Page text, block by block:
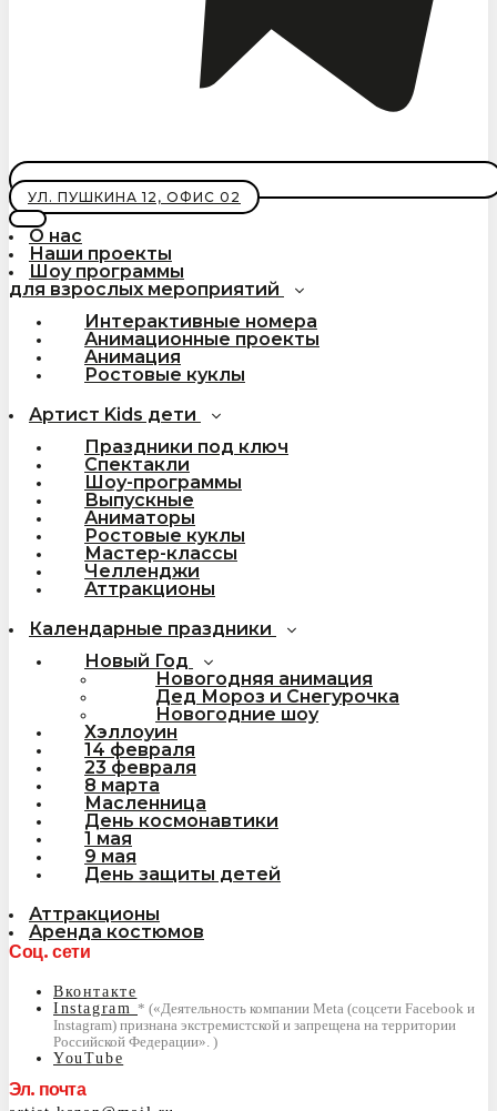
УЛ. ПУШКИНА 12, ОФИС 02
О нас
Наши проекты
Шоу программы
для взрослых мероприятий
Интерактивные номера
Анимационные проекты
Анимация
Ростовые куклы
Артист Kids дети
Праздники под ключ
Спектакли
Шоу-программы
Выпускные
Аниматоры
Ростовые куклы
Мастер-классы
Челленджи
Аттракционы
Календарные праздники
Новый Год
Новогодняя анимация
Дед Мороз и Снегурочка
Новогодние шоу
Хэллоуин
14 февраля
23 февраля
8 марта
Масленница
День космонавтики
1 мая
9 мая
День защиты детей
Аттракционы
Аренда костюмов
Соц. сети
Вконтакте
Instagram
YouTube
Эл. почта